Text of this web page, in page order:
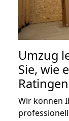
Umzug
Sie, wie
Wir können